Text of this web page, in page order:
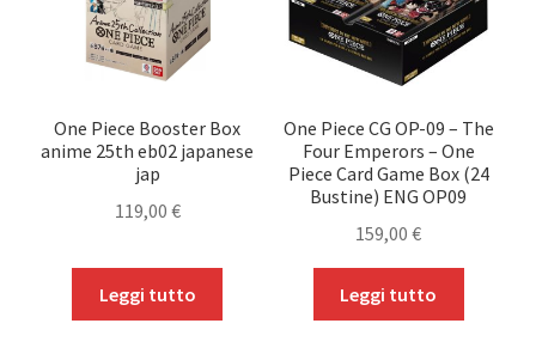
One Piece Booster Box
anime 25th eb02 japanese
jap
119,00 €
Leggi tutto
One Piece CG OP-09 – The
Four Emperors – One
Piece Card Game Box (24
Bustine) ENG OP09
159,00€
Leggi tutto